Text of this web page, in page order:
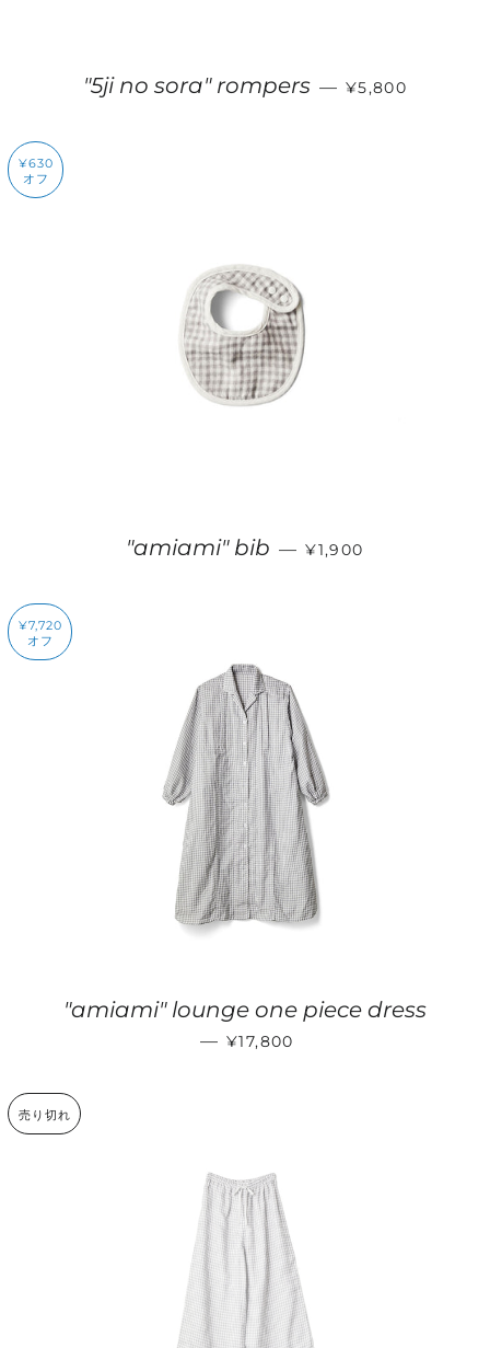
"5ji no sora" rompers — 販売価格
¥5,800
¥630
オフ
"amiami" bib — 販売価格
¥1,900
¥7,720
オフ
"amiami" lounge one piece dress
— 販売価格
¥17,800
売り切れ